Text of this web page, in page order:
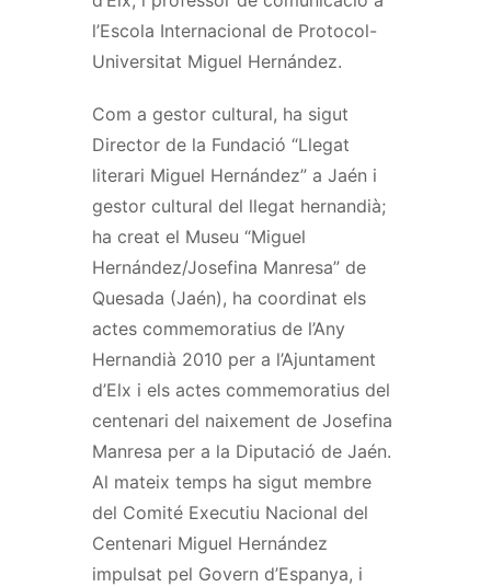
l’Escola Internacional de Protocol-
Universitat Miguel Hernández.
Com a gestor cultural, ha sigut
Director de la Fundació “Llegat
literari Miguel Hernández” a Jaén i
gestor cultural del llegat hernandià;
ha creat el Museu “Miguel
Hernández/Josefina Manresa” de
Quesada (Jaén), ha coordinat els
actes commemoratius de l’Any
Hernandià 2010 per a l’Ajuntament
d’Elx i els actes commemoratius del
centenari del naixement de Josefina
Manresa per a la Diputació de Jaén.
Al mateix temps ha sigut membre
del Comité Executiu Nacional del
Centenari Miguel Hernández
impulsat pel Govern d’Espanya, i